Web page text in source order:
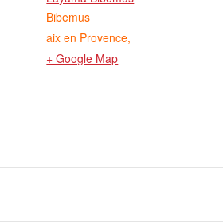
Bibemus
aix en Provence,
+ Google Map